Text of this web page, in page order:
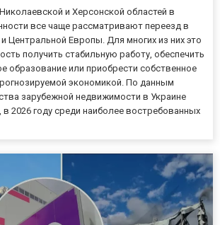
и Херсонской областей в
все чаще рассматривают переезд в
Центральной Европы. Для многих из них это
получить стабильную работу, обеспечить
образование или приобрести собственное
экономикой. По данным
зарубежной недвижимости в Украине
в 2026 году среди наиболее востребованных